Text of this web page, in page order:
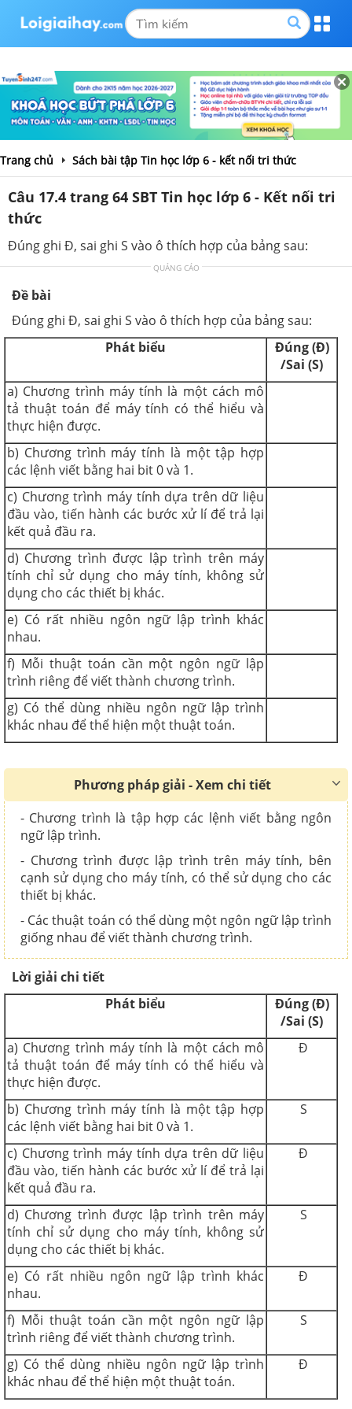
Trang chủ Sách bài tập Tin học lớp 6 - kết nối tri thức
Câu 17.4 trang 64 SBT Tin học lớp 6 - Kết nối tri
thức
Đúng ghi Đ, sai ghi S vào ô thích hợp của bảng sau:
QUẢNG CÁO
Đề bài
Đúng ghi Đ, sai ghi S vào ô thích hợp của bảng sau:
Phát biểu
Đúng (Đ)
/Sai (S)
a) Chương trình máy tính là một cách mô
tả thuật toán để máy tính có thể hiểu và
thực hiện được.
b) Chương trình máy tính là một tập hợp
các lệnh viết bằng hai bit 0 và 1.
c) Chương trình máy tính dựa trên dữ liệu
đầu vào, tiến hành các bước xử lí để trả lại
kết quả đầu ra.
d) Chương trình được lập trình trên máy
tính chỉ sử dụng cho máy tính, không sử
dụng cho các thiết bị khác.
e) Có rất nhiều ngôn ngữ lập trình khác
nhau.
f) Mỗi thuật toán cần một ngôn ngữ lập
trình riêng để viết thành chương trình.
g) Có thể dùng nhiều ngôn ngữ lập trình
khác nhau để thể hiện một thuật toán.
Phương pháp giải - Xem chi tiết
- Chương trình là tập hợp các lệnh viết bằng ngôn
ngữ lập trình.
- Chương trình được lập trình trên máy tính, bên
cạnh sử dụng cho máy tính, có thể sử dụng cho các
thiết bị khác.
- Cácthuật toán có thể dùng một ngôn ngữ lập trình
giống nhau để viết thành chương trình.
Lời giải chi tiết
Phát biểu
Đúng (Đ)
/Sai (S)
a) Chương trình máy tính là một cách mô
tả thuật toán để máy tính có thể hiểu và
thực hiện được.
Đ
b) Chương trình máy tính là một tập hợp
các lệnh viết bằng hai bit 0 và 1.
S
c) Chương trình máy tính dựa trên dữ liệu
đầu vào, tiến hành các bước xử lí để trả lại
kết quả đầu ra.
Đ
d) Chương trình được lập trình trên máy
tính chỉ sử dụng cho máy tính, không sử
dụng cho các thiết bị khác.
S
e) Có rất nhiều ngôn ngữ lập trình khác
nhau.
Đ
f) Mỗi thuật toán cần một ngôn ngữ lập
trình riêng để viết thành chương trình.
S
g) Có thể dùng nhiều ngôn ngữ lập trình
khác nhau để thể hiện một thuật toán.
Đ